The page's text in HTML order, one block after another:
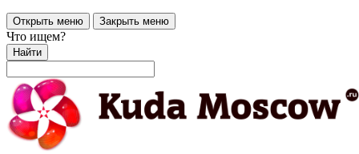
Открыть меню Закрыть меню
Что ищем?
Найти